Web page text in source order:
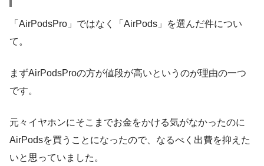
「AirPodsPro」ではなく「AirPods」を選んだ件につい
て。
まずAirPodsProの方が値段が高いというのが理由の一つ
です。
元々イヤホンにそこまでお金をかける気がなかったのに
AirPodsを買うことになったので、なるべく出費を抑えた
いと思っていました。